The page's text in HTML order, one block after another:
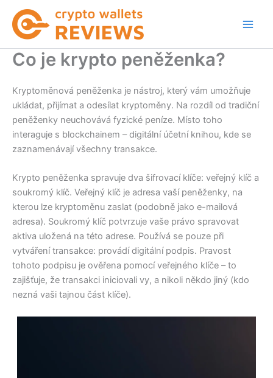
Přeskočit
obsah
Co je krypto peněženka?
Kryptoměnová peněženka je nástroj, který vám umožňuje
ukládat, přijímat a odesílat kryptoměny. Na rozdíl od tradiční
peněženky neuchovává fyzické peníze. Místo toho
interaguje s blockchainem – digitální účetní knihou, kde se
zaznamenávají všechny transakce.
Krypto peněženka spravuje dva šifrovací klíče: veřejný klíč a
soukromý klíč. Veřejný klíč je adresa vaší peněženky, na
kterou lze kryptoměnu zaslat (podobně jako e-mailová
adresa). Soukromý klíč potvrzuje vaše právo spravovat
aktiva uložená na této adrese. Používá se pouze při
vytváření transakce: provádí digitální podpis. Pravost
tohoto podpisu je ověřena pomocí veřejného klíče – to
zajišťuje, že transakci iniciovali vy, a nikoli někdo jiný (kdo
nezná vaši tajnou část klíče).